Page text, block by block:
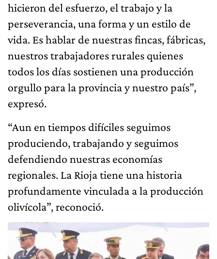
hicieron del esfuerzo, el trabajo y la
perseverancia, una forma y un estilo de
vida. Es hablar de nuestras fincas, fábricas,
nuestros trabajadores rurales quienes
todos los días sostienen una producción
orgullo para la provincia y nuestro país”,
expresó.
“Aun en tiempos difíciles seguimos
produciendo, trabajando y seguimos
defendiendo nuestras economías
regionales. La Rioja tiene una historia
profundamente vinculada a la producción
olivícola”, reconoció.